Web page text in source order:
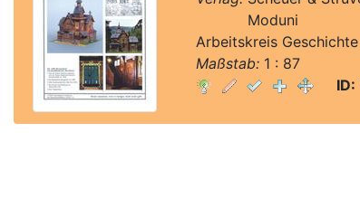
Moduni
Arbeitskreis
Maßstab:1 : 87
ID: